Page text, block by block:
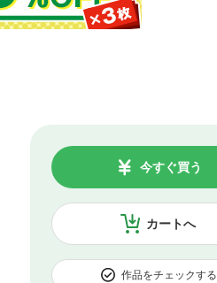
カートへ
今すぐ買う
作品をチェックする